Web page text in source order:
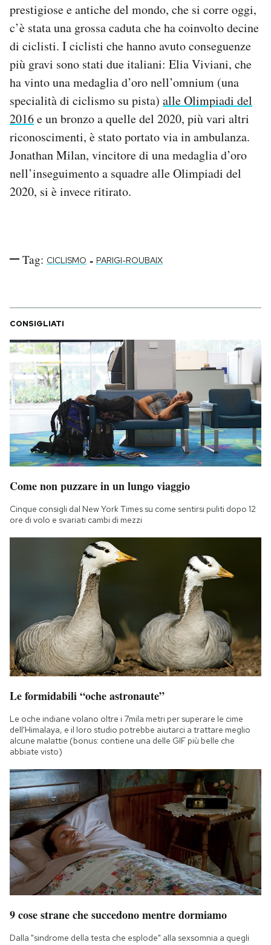
CALENDARIO
AREA PERSONALE
Area Personale
Newsletter
Notifiche mobile
Regala il Post
Hai bisogno di aiuto?
Esci
prestigiose e antiche del mondo, che si corre oggi,
c’è stata una grossa caduta che ha coinvolto decine
di ciclisti. I ciclisti che hanno avuto conseguenze
più gravi sono stati due italiani: Elia Viviani, che
ha vinto una medaglia d’oro nell’omnium (una
specialità di ciclismo su pista) alle Olimpiadi del
2016e un bronzo a quelle del 2020, più vari altri
riconoscimenti, è stato portato via in ambulanza.
Jonathan Milan, vincitore di una medaglia d’oro
nell’inseguimento a squadre alle Olimpiadi del
2020, si è invece ritirato.
Tag: CICLISMO - PARIGI-ROUBAIX
CONSIGLIATI
Come non puzzare in un lungo viaggio
Cinque consigli dal New York Times su come sentirsi puliti dopo 12
ore di volo e svariati cambi di mezzi
Le formidabili “oche astronaute”
Le oche indiane volano oltre i 7mila metri per superare le cime
dell'Himalaya, e il loro studio potrebbe aiutarci a trattare meglio
alcune malattie (bonus: contiene una delle GIF più belle che
abbiate visto)
9 cose strane che succedono mentre dormiamo
Dalla "sindrome della testa che esplode" alla sexsomnia a quegli